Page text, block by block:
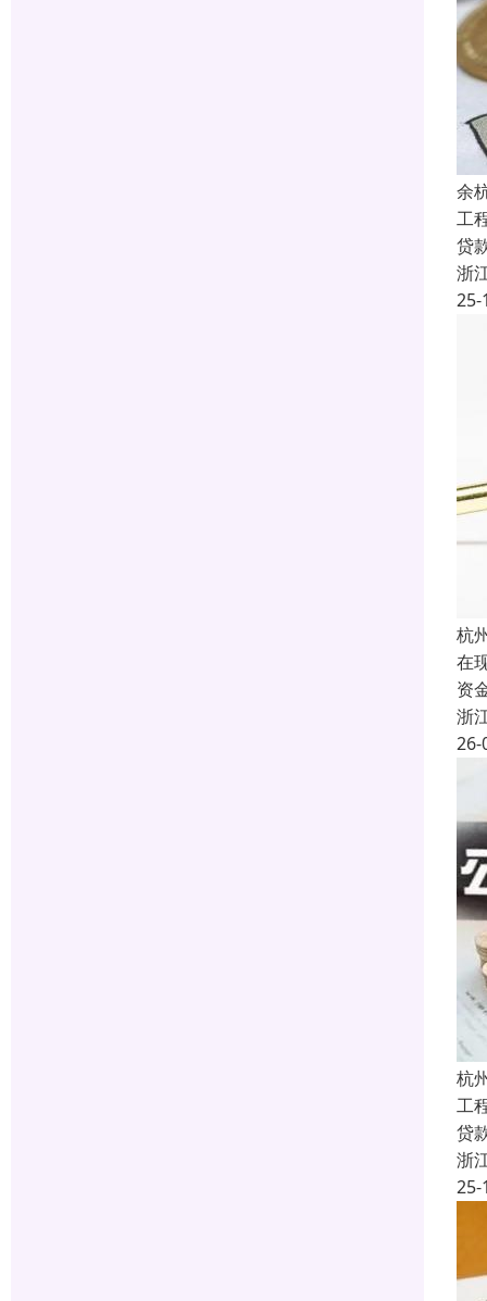
余
工
贷
浙
25-
杭
在
资
浙
26-
杭
工
贷
浙
25-